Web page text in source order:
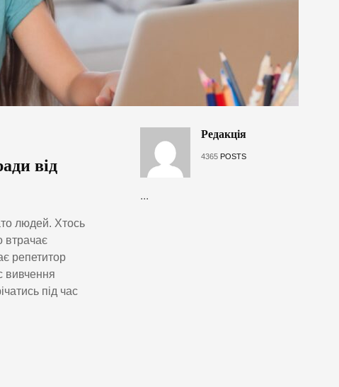
від
людей. Хтось
втрачає
репетитор
вивчення
під час
Редакція
4365 POSTS
...